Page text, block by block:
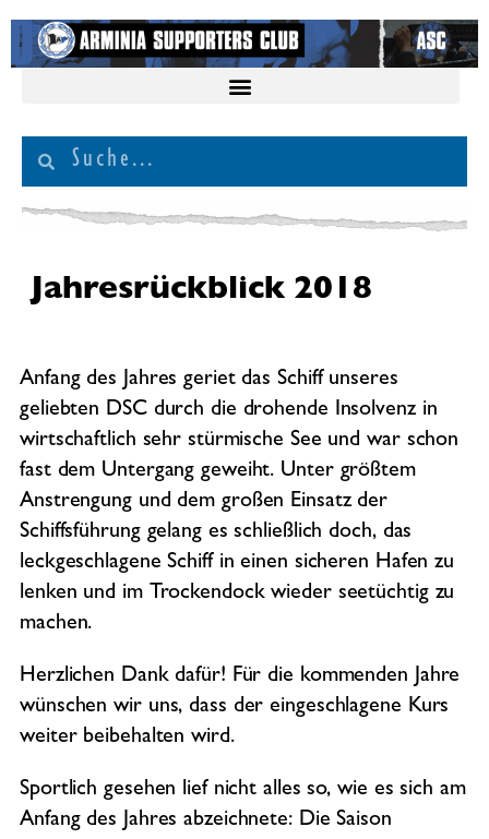
Jahresrückblick 2018
Anfang des Jahres geriet das Schiff unseres
geliebten DSC durch die drohende Insolvenz in
wirtschaftlich sehr stürmische See und war schon
fast dem Untergang geweiht. Unter größtem
Anstrengung und dem großen Einsatz der
Schiffsführung gelang es schließlich doch, das
leckgeschlagene Schiff in einen sicheren Hafen zu
lenken und im Trockendock wieder seetüchtig zu
machen.
Herzlichen Dank dafür! Für die kommenden Jahre
wünschen wir uns, dass der eingeschlagene Kurs
weiter beibehalten wird.
Sportlich gesehen lief nicht alles so, wie es sich am
Anfang des Jahres abzeichnete: Die Saison